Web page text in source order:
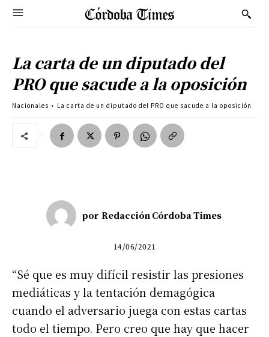
La carta de un diputado del
PRO que sacude a la oposición
Nacionales La carta de un diputado del PRO que sacude a la oposición
por Redacción Córdoba Times
14/06/2021
“Sé que es muy difícil resistir las presiones
mediáticas y la tentación demagógica
cuando el adversario juega con estas cartas
todo el tiempo. Pero creo que hay que hacer